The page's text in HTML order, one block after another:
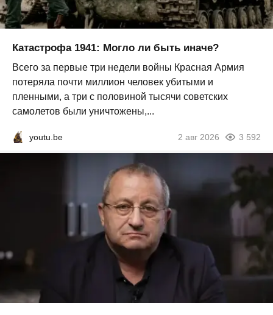
Катастрофа 1941: Могло ли быть иначе?
Всего за первые три недели войны Красная Армия
потеряла почти миллион человек убитыми и
пленными, а три с половиной тысячи советских
самолетов были уничтожены,...
youtu.be 2 авг 2026 3 592